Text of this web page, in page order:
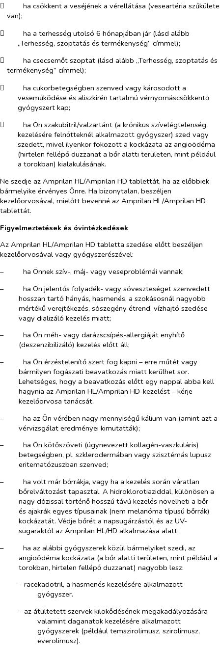
​
ha csökkent a veséjének a vérellátása (veseartéria szűkülete
van);
​
ha a terhesség utolsó 6 hónapjában jár (lásd alább
„Terhesség, szoptatás és termékenység” címmel);
​
ha csecsemőt szoptat (lásd alább „Terhesség, szoptatás és
termékenység” címmel);
​
ha cukorbetegségben szenved vagy károsodott a
veseműködése és aliszkirén tartalmú vérnyomáscsökkentő
gyógyszert kap;
​
ha Ön szakubitril/valzartánt (a krónikus szívelégtelenség
kezelésére felnőtteknél alkalmazott gyógyszer) szed vagy
szedett, mivel ilyenkor fokozott a kockázata az angioödéma
(hirtelen fellépő duzzanat a bőr alatti területen, mint például
a torokban) kialakulásának.
Ne szedje az Amprilan HL/Amprilan HD tablettát, ha az előbbiek
bármelyike érvényes Önre. Ha bizonytalan, beszéljen
kezelőorvosával, mielőtt bevenné az Amprilan HL/Amprilan HD
tablettát.
Figyelmeztetések és óvintézkedések
Az Amprilan HL/Amprilan HD tabletta szedése előtt beszéljen
kezelőorvosával vagy gyógyszerészével:
–​
ha Önnek szív-, máj- vagy veseproblémái vannak;
–​
ha Ön jelentős folyadék- vagy sóveszteséget szenvedett
hosszan tartó hányás, hasmenés, a szokásosnál nagyobb
mértékű verejtékezés, sószegény étrend, vízhajtó szedése
vagy dializáló kezelés miatt;
–​
ha Ön méh- vagy darázscsípés-allergiáját enyhítő
(deszenzibilizáló) kezelés előtt áll;
–​
ha Ön érzéstelenítő szert fog kapni – erre műtét vagy
bármilyen fogászati beavatkozás miatt kerülhet sor.
Lehetséges, hogy a beavatkozás előtt egy nappal abba kell
hagynia az Amprilan HL/Amprilan HD-kezelést – kérje
kezelőorvosa tanácsát.
–​
ha az Ön vérében nagy mennyiségű kálium van (amint azt a
vérvizsgálat eredményei kimutatták);
–​
ha Ön kötőszöveti (úgynevezett kollagén-vaszkuláris)
betegségben, pl. szklerodermában vagy szisztémás lupusz
eritematózuszban szenved;
–​
ha volt már bőrrákja, vagy ha a kezelés során váratlan
bőrelváltozást tapasztal. A hidroklorotiaziddal, különösen a
nagy dózissal történő hosszú távú kezelés növelheti a bőr-
és ajakrák egyes típusainak (nem melanóma típusú bőrrák)
kockázatát. Védje bőrét a napsugárzástól és az UV-
sugaraktól az Amprilan HL/HD alkalmazása alatt;
–​
ha az alábbi gyógyszerek közül bármelyiket szedi, az
angioödéma kockázata (a bőr alatti területen, mint például a
torokban, hirtelen fellépő duzzanat) nagyobb lesz:
–​racekadotril, a hasmenés kezelésére alkalmazott
gyógyszer.
–​az átültetett szervek kilökődésének megakadályozására
valamint daganatok kezelésére alkalmazott
gyógyszerek (például temszirolimusz, szirolimusz,
everolimusz).